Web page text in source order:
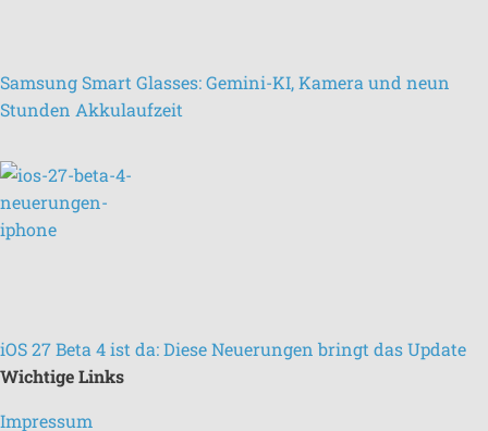
Samsung Smart Glasses: Gemini-KI, Kamera und neun
Stunden Akkulaufzeit
iOS 27 Beta 4 ist da: Diese Neuerungen bringt das Update
Wichtige Links
Impressum